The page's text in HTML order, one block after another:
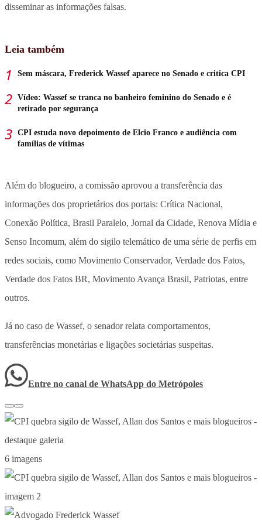
disseminar as informações falsas.
Leia também
Sem máscara, Frederick Wassef aparece no Senado e critica CPI
Vídeo: Wassef se tranca no banheiro feminino do Senado e é
retirado por segurança
CPI estuda novo depoimento de Elcio Franco e audiência com
famílias de vítimas
Além do blogueiro, a comissão aprovou a transferência das
informações dos proprietários dos portais: Crítica Nacional,
Conexão Política, Brasil Paralelo, Jornal da Cidade, Renova Mídia e
Senso Incomum, além do sigilo telemático de uma série de perfis em
redes sociais, como Movimento Conservador, Verdade dos Fatos,
Verdade dos Fatos BR, Movimento Avança Brasil, Patriotas, entre
outros.
Já no caso de Wassef, o senador relata comportamentos,
transferências monetárias e ligações societárias suspeitas.
Entre no canal de WhatsApp do Metrópoles
6 imagens